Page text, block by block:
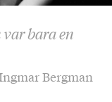
bara en
Bergman